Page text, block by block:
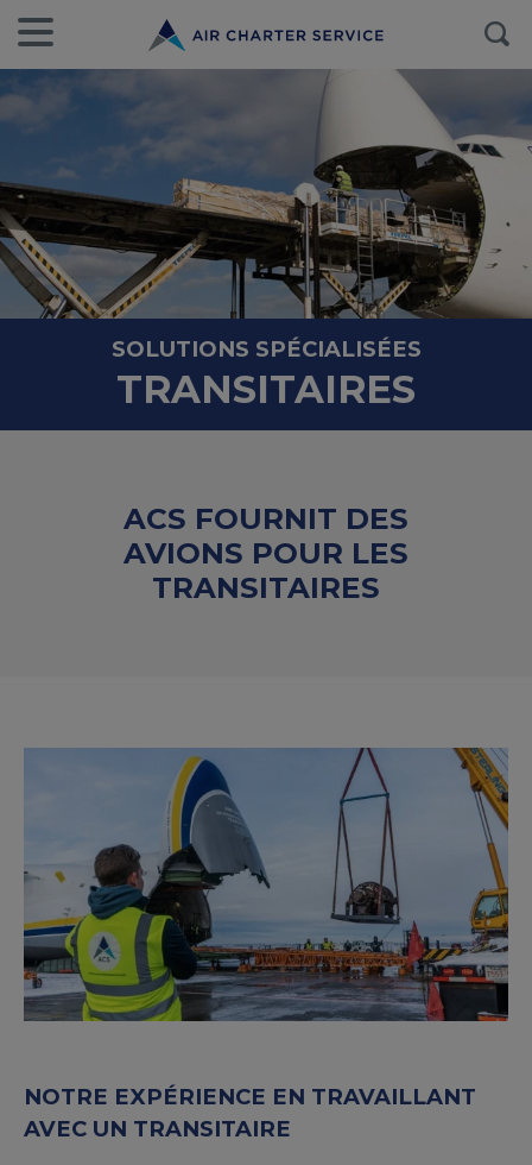
SOLUTIONS SPÉCIALISÉES
TRANSITAIRES
ACS FOURNIT DES
AVIONS POUR LES
TRANSITAIRES
NOTRE EXPÉRIENCE EN TRAVAILLANT
AVEC UN TRANSITAIRE